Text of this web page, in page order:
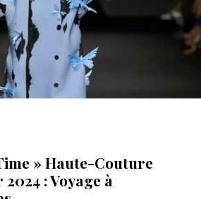
» Haute-Couture
: Voyage à